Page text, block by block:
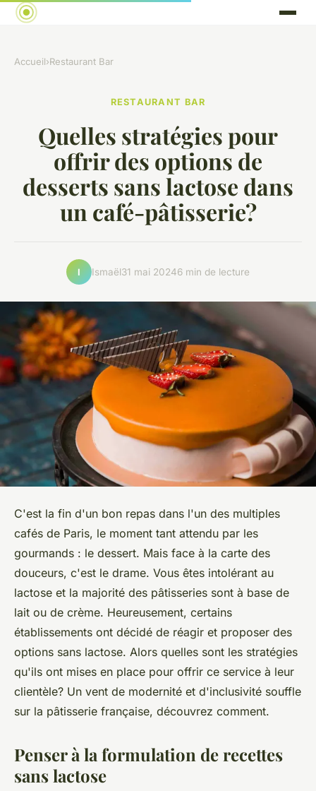
Accueil›Restaurant Bar
RESTAURANT BAR
Quelles stratégies pour
offrir des options de
desserts sans lactose dans
un café-pâtisserie?
I Ismaël31 mai 20246 min de lecture
C'est la fin d'un bon repas dans l'un des multiples
cafés de Paris, le moment tant attendu par les
gourmands : le dessert. Mais face à la carte des
douceurs, c'est le drame. Vous êtes intolérant au
lactose et la majorité des pâtisseries sont à base de
lait ou de crème. Heureusement, certains
établissements ont décidé de réagir et proposer des
options sans lactose. Alors quelles sont les stratégies
qu'ils ont mises en place pour offrir ce service à leur
clientèle? Un vent de modernité et d'inclusivité souffle
sur la pâtisserie française, découvrez comment.
Penser à la formulation de recettes
sans lactose